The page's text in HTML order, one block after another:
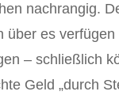
nachrangig.
über es
– schließlich
Geld „durch